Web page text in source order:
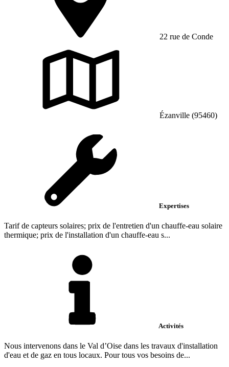
22 rue de Conde
Ézanville (95460)
Expertises
Tarif de capteurs solaires; prix de l'entretien d'un chauffe-eau solaire
thermique; prix de l'installation d'un chauffe-eau s...
Activités
Nous intervenons dans le Val d’Oise dans les travaux d'installation
d'eau et de gaz en tous locaux. Pour tous vos besoins de...